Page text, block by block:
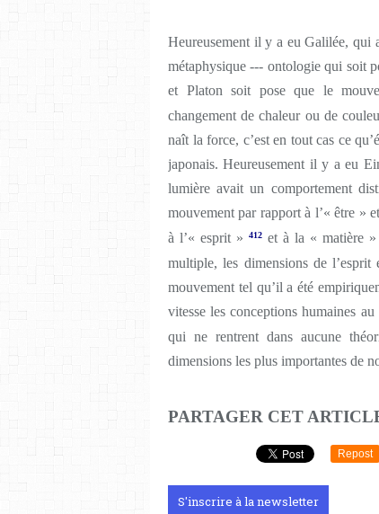
Heureusement il y a eu Galilée, qui
métaphysique --- ontologie qui soit
et Platon soit pose que le
changement de chaleur ou de
naît la force, c’est en tout cas ce
japonais. Heureusement il y a eu
lumière avait un comportement
mouvement par rapport à l’« être »
à l’« esprit »412 et à la « matière »
multiple, les dimensions de l’esprit
mouvement tel qu’il a été
vitesse les conceptions humaines
qui ne rentrent dans aucune
dimensions les plus importantes de
PARTAGER CET
Repost
S'inscrire à la newsletter